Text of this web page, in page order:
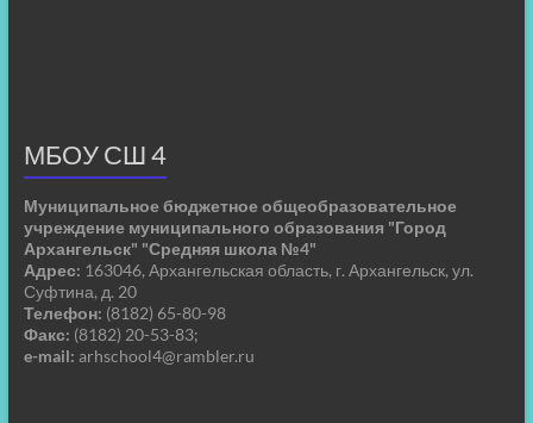
МБОУ СШ 4
Муниципальное бюджетное общеобразовательное
учреждение муниципального образования "Город
Архангельск" "Средняя школа №4"
Адрес: 163046, Архангельская область, г. Архангельск, ул.
Суфтина, д. 20
Телефон: (8182) 65-80-98
Факс: (8182) 20-53-83;
e-mail: arhschool4@rambler.ru